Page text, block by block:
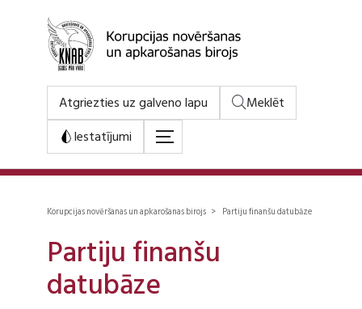
Atgriezties uz galveno lapu
Meklēt
Iestatījumi
Korupcijas novēršanas un apkarošanas birojs > Partiju finanšu datubāze
Partiju finanšu
datubāze